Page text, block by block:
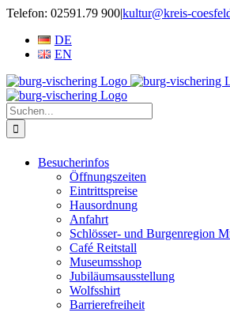
Zum
springen
Telefon: 02591.79 900|kultur@kreis-
DE
EN
Suche
nach:
Besucherinfos
Öffnungszeiten
Eintrittspreise
Hausordnung
Anfahrt
Schlösser- und Burgenregion
Café Reitstall
Museumsshop
Jubiläumsausstellung
Wolfsshirt
Barrierefreiheit